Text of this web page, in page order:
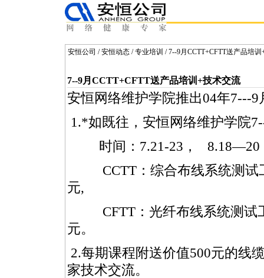
安恒公司 /安恒动态 /专业培训 / 7--9月CCTT+CFTT送产品培
7--9月CCTT+CFTT送产品培训+技术交流
安恒网络维护学院推出04年7---
1.*如既往，安恒网络维护学院
时间：7.21-23， 8.18—20
CCTT：综合布线系统测
元,
CFTT：光纤布线系统测
元。
2.每期课程附送价值500元的线
家技术交流。